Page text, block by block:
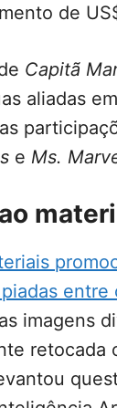
de
Capitã
aliadas
e Ms.
entre
imagens
retocada